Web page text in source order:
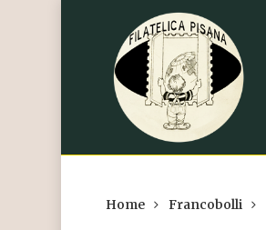
Home Francobolli